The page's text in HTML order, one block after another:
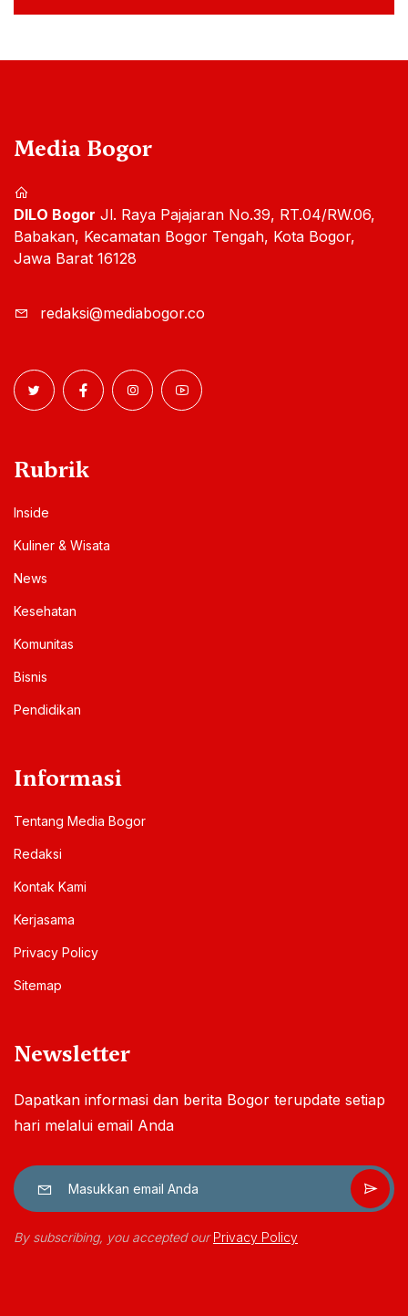
Media Bogor
DILO Bogor Jl. Raya Pajajaran No.39, RT.04/RW.06,
Babakan, Kecamatan Bogor Tengah, Kota Bogor,
Jawa Barat 16128
redaksi@mediabogor.co
Rubrik
Inside
Kuliner & Wisata
News
Kesehatan
Komunitas
Bisnis
Pendidikan
Informasi
Tentang Media Bogor
Redaksi
Kontak Kami
Kerjasama
Privacy Policy
Sitemap
Newsletter
Dapatkan informasi dan berita Bogor terupdate setiap
hari melalui email Anda
By subscribing, you accepted ourPrivacy Policy